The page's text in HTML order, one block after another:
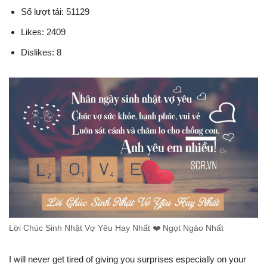
Số lượt tải: 51129
Likes: 2409
Dislikes: 8
Lời Chúc Sinh Nhật Vợ Yêu Hay Nhất ❤️ Ngọt Ngào Nhất
I will never get tired of giving you surprises especially on your